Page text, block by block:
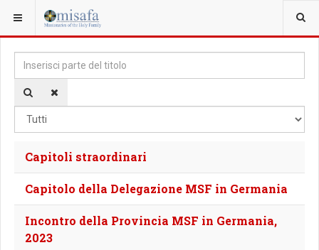
SEI QUI:
Inserisci parte del titolo
Capitoli straordinari
Capitolo della Delegazione MSF in Germania
Incontro della Provincia MSF in Germania,
2023